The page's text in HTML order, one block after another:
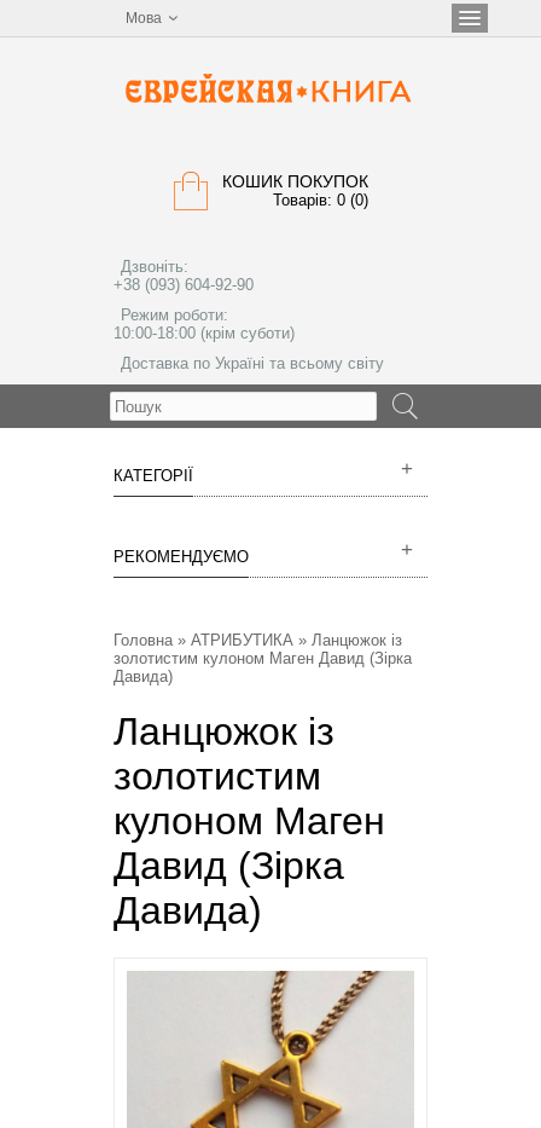
Мова
КОШИК ПОКУПОК
Товарів: 0 (0)
Дзвоніть:
+38 (093) 604-92-90
Режим роботи:
10:00-18:00 (крім суботи)
Доставка по Україні та всьому світу
КАТЕГОРІЇ
РЕКОМЕНДУЄМО
Головна» АТРИБУТИКА » Ланцюжок із
золотистим кулоном Маген Давид (Зірка
Давида)
Ланцюжок із
золотистим
кулоном Маген
Давид (Зірка
Давида)